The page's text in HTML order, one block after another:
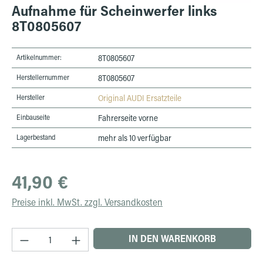
Aufnahme für Scheinwerfer links
8T0805607
Artikelnummer: 8T0805607
Herstellernummer 8T0805607
Hersteller Original AUDI Ersatzteile
Einbauseite Fahrerseite vorne
Lagerbestand mehr als 10 verfügbar
Regulärer Preis:
41,90 €
Preise inkl. MwSt. zzgl. Versandkosten
Produkt Anzahl: Gib den gewünschten Wert
IN DEN WARENKORB